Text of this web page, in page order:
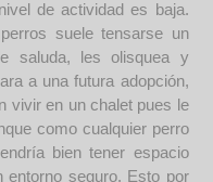
de actividad es baja.
suele tensarse un
saluda, les olisquea y
a una futura adopción,
vivir en un chalet pues le
como cualquier perro
bien tener espacio
seguro. Esto por